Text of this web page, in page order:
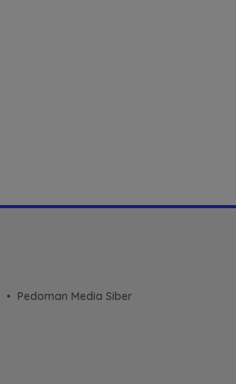
Pedoman Media Siber